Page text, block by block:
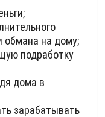
обмана на дому;
подработку
дома в
зарабатывать